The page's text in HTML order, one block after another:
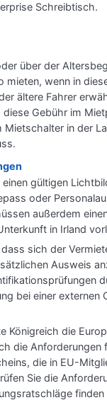
Schreibtisch.
über der
mieten, wenn in
ältere Fahrer
diese Gebühr im
Mietschalter in der
gültigen
oder
außerdem
in Irland
sich der
Ausweis
bei einer externen
Königreich die
die Anforderungen
die in EU-
Sie die
finden